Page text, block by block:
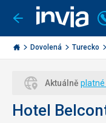
Jít
zpět
Invia.cz
Dovolená Turecko
Aktuálně
Hotel